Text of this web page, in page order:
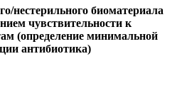
нестерильного биоматериала
чувствительности к
(определение минимальной
антибиотика)